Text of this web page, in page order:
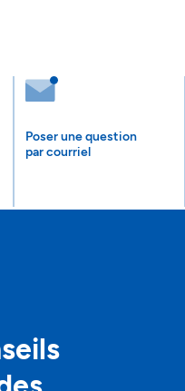
Poser une question
par courriel